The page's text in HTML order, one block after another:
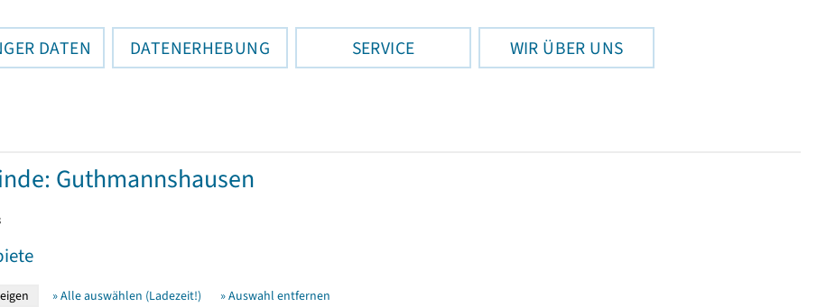
DATEN DATENERHEBUNG SERVICE WIR ÜBER UNS
Guthmannshausen
» Alle auswählen (Ladezeit!) » Auswahl entfernen